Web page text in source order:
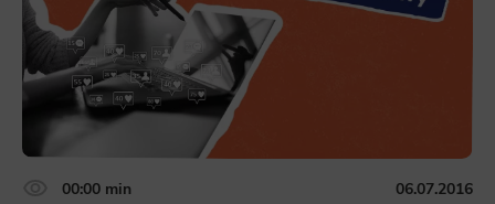
00:00 min 06.07.2016